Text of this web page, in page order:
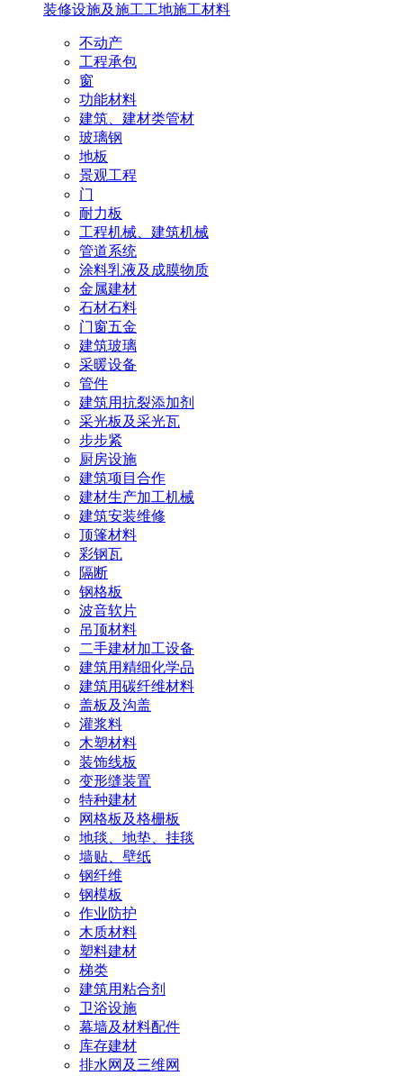
装修设施及施工工地施工材料
不动产
工程承包
窗
功能材料
建筑、建材类管材
玻璃钢
地板
景观工程
门
耐力板
工程机械、建筑机械
管道系统
涂料乳液及成膜物质
金属建材
石材石料
门窗五金
建筑玻璃
采暖设备
管件
建筑用抗裂添加剂
采光板及采光瓦
步步紧
厨房设施
建筑项目合作
建材生产加工机械
建筑安装维修
顶篷材料
彩钢瓦
隔断
钢格板
波音软片
吊顶材料
二手建材加工设备
建筑用精细化学品
建筑用碳纤维材料
盖板及沟盖
灌浆料
木塑材料
装饰线板
变形缝装置
特种建材
网格板及格栅板
地毯、地垫、挂毯
墙贴、壁纸
钢纤维
钢模板
作业防护
木质材料
塑料建材
梯类
建筑用粘合剂
卫浴设施
幕墙及材料配件
库存建材
排水网及三维网